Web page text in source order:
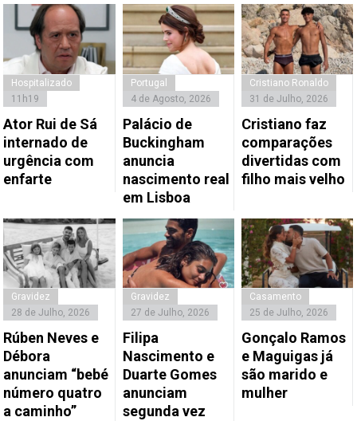
Hospitalizado
11h19
Ator Rui de Sá
internado de
urgência com
enfarte
Portugal
4 de Agosto, 2026
Palácio de
Buckingham
anuncia
nascimento real
em Lisboa
Cristiano Ronaldo
31 de Julho, 2026
Cristiano faz
comparações
divertidas com
filho mais velho
Gravidez
28 de Julho, 2026
Rúben Neves e
Débora
anunciam “bebé
número quatro
a caminho”
Gravidez
27 de Julho, 2026
Filipa
Nascimento e
Duarte Gomes
anunciam
segunda vez
Casamento
25 de Julho, 2026
Gonçalo Ramos
e Maguigas já
são marido e
mulher